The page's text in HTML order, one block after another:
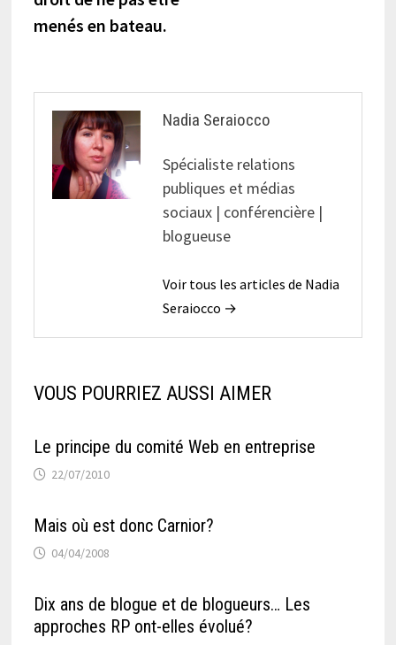
menés en bateau.
Nadia Seraiocco
Spécialiste relations
publiques et médias
sociaux | conférencière |
blogueuse
Voir tous les articles de Nadia
Seraiocco →
VOUS POURRIEZ AUSSI AIMER
Le principe du comité Web en entreprise
22/07/2010
Mais où est donc Carnior?
04/04/2008
Dix ans de blogue et de blogueurs… Les
approches RP ont-elles évolué?